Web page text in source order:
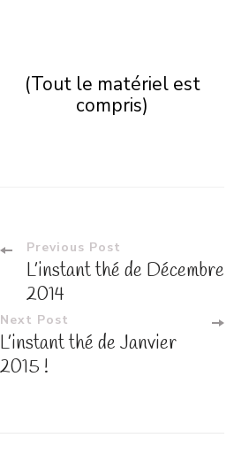
(Tout le matériel est
compris)
Post
Navigation
Previous Post
L’instant thé de Décembre
2014
Next Post
L’instant thé de Janvier
2015 !